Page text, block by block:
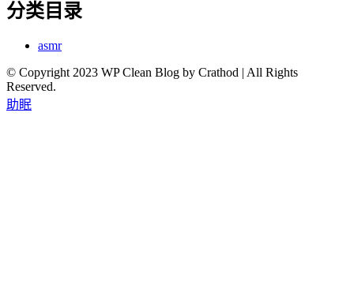
分类目录
asmr
© Copyright 2023 WP Clean Blog by Crathod | All Rights
Reserved.
助眠